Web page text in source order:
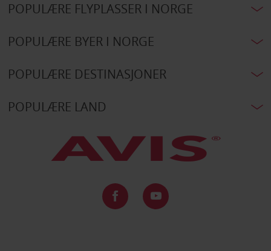
POPULÆRE FLYPLASSER I NORGE
POPULÆRE BYER I NORGE
POPULÆRE DESTINASJONER
POPULÆRE LAND